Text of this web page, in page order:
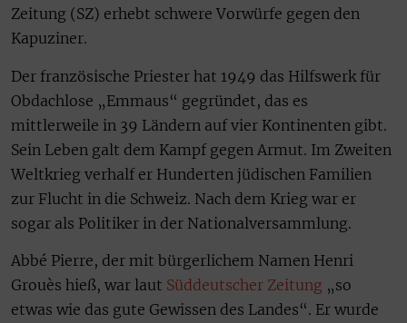
Zeitung (SZ) erhebt schwere Vorwürfe gegen den
Kapuziner.
Der französische Priester hat 1949 das Hilfswerk für
Obdachlose „Emmaus“ gegründet, das es
mittlerweile in 39 Ländern auf vier Kontinenten gibt.
Sein Leben galt dem Kampf gegen Armut. Im Zweiten
Weltkrieg verhalf er Hunderten jüdischen Familien
zur Flucht in die Schweiz. Nach dem Krieg war er
sogar als Politiker in der Nationalversammlung.
Abbé Pierre, der mit bürgerlichem Namen Henri
Grouès hieß, war laut Süddeutscher Zeitung „so
etwas wie das gute Gewissen des Landes“. Er wurde